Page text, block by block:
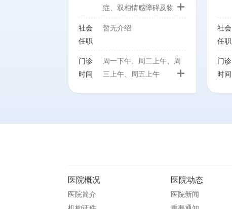
症、双相情感障碍及物质
依赖的诊治
+
社会
任职
暂无介绍
门诊
时间
周一下午、周二上午、周
三上午、周五上午
+
社会
任职
门诊
时间
医院概况
医院简介
医院动态
医院新闻